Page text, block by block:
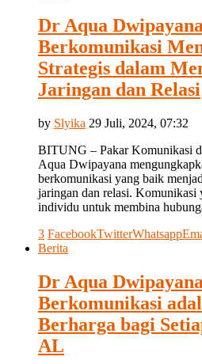
Dr Aqua
Berkomunikasi
Strategis dalam
Jaringan dan Relasi
by Slyika 29 Juli, 2024, 07:32
BITUNG – Pakar Komunikasi
Aqua Dwipayana
berkomunikasi yang baik
jaringan dan relasi. Komunikasi
individu untuk membina
3 FacebookTwitterWhatsapp
Berita
Dr Aqua
Berkomunikasi
Berharga bagi
AL